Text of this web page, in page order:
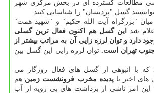
مطالعات گسترده ای در بخش مركزی شهر
توانستند گسل "پردیسان" را شناسایی كنند.
"بزرگراه آیت الله حكیم" و "شهید همت"
شد این گسل هم اكنون فعال ترین گسلی
دارد و توان لرزه زایی آن به مراتب بیشتر از
تهران است. توان لرزه زایی این گسل بین
كه با انبوهی از گسل های فعال روزگار می
های اخیر با پدیده مخرب فرونشست زمین هم
امر ناشی از برداشت های بی رویه از آب